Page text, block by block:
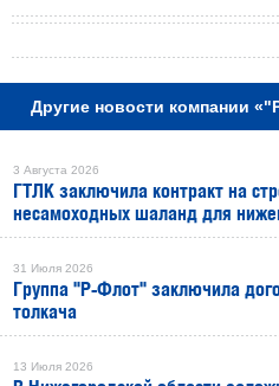
Другие новости компании
3 Августа 2026
ГТЛК заключила контракт на
несамоходных шаланд для
31 Июля 2026
Группа "Р-Флот" заключила
толкача
13 Июля 2026